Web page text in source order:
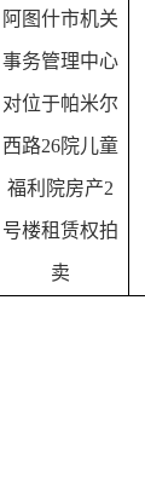
阿图什市机关
事务管理中心
对位于帕米尔
西路26院儿童
福利院房产2
号楼租赁权拍
卖